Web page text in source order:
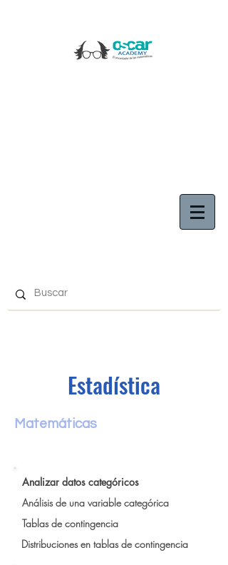
Estadística
Matemáticas
Analizar datos categóricos
Análisis de una variable categórica
Tablas de contingencia
Distribuciones en tablas de contingencia